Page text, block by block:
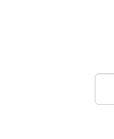
como